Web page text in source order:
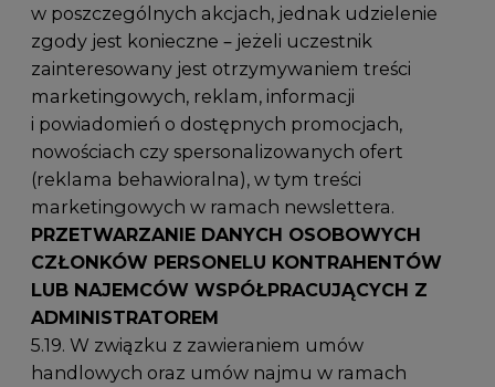
w poszczególnych akcjach, jednak udzielenie
zgody jest konieczne – jeżeli uczestnik
zainteresowany jest otrzymywaniem treści
marketingowych, reklam, informacji
i powiadomień o dostępnych promocjach,
nowościach czy spersonalizowanych ofert
(reklama behawioralna), w tym treści
marketingowych w ramach newslettera.
PRZETWARZANIE DANYCH OSOBOWYCH
CZŁONKÓW PERSONELU KONTRAHENTÓW
LUB NAJEMCÓW WSPÓŁPRACUJĄCYCH Z
ADMINISTRATOREM
5.19. W związku z zawieraniem umów
handlowych oraz umów najmu w ramach